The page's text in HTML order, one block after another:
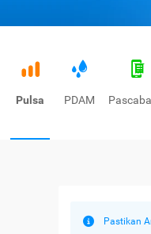
Pulsa PDAM
Pastikan